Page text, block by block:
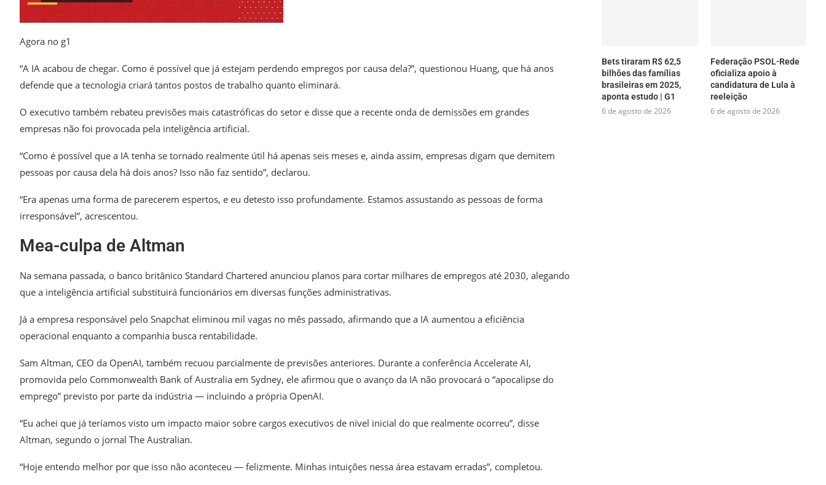
Agora no g1
“A IA acabou de chegar. Como é possível que já estejam perdendo empregos por causa dela?”, questionou Huang, que há anos
defende que a tecnologia criará tantos postos de trabalho quanto eliminará.
O executivo também rebateu previsões mais catastróficas do setor e disse que a recente onda de demissões em grandes
empresas não foi provocada pela inteligência artificial.
“Como é possível que a IA tenha se tornado realmente útil há apenas seis meses e, ainda assim, empresas digam que demitem
pessoas por causa dela há dois anos? Isso não faz sentido”, declarou.
“Era apenas uma forma de parecerem espertos, e eu detesto isso profundamente. Estamos assustando as pessoas de forma
irresponsável”, acrescentou.
Mea-culpa de Altman
Na semana passada, o banco britânico Standard Chartered anunciou planos para cortar milhares de empregos até 2030, alegando
que a inteligência artificial substituirá funcionários em diversas funções administrativas.
Já a empresa responsável pelo Snapchat eliminou mil vagas no mês passado, afirmando que a IA aumentou a eficiência
operacional enquanto a companhia busca rentabilidade.
Sam Altman, CEO da OpenAI, também recuou parcialmente de previsões anteriores. Durante a conferência Accelerate AI,
promovida pelo Commonwealth Bank of Australia em Sydney, ele afirmou que o avanço da IA não provocará o “apocalipse do
emprego” previsto por parte da indústria — incluindo a própria OpenAI.
“Eu achei que já teríamos visto um impacto maior sobre cargos executivos de nível inicial do que realmente ocorreu”, disse
Altman, segundo o jornal The Australian.
“Hoje entendo melhor por que isso não aconteceu — felizmente. Minhas intuições nessa área estavam erradas”, completou.
Bets tiraram R$ 62,5
bilhões das famílias
brasileiras em 2025,
aponta estudo | G1
6 de agosto de 2026
Federação PSOL-Rede
oficializa apoio à
candidatura de Lula à
reeleição
6 de agosto de 2026